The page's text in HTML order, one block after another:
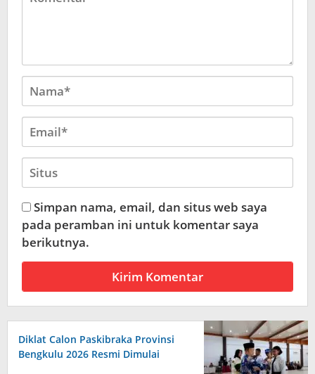
Simpan nama, email, dan situs web saya
pada peramban ini untuk komentar saya
berikutnya.
Diklat Calon Paskibraka Provinsi
Bengkulu 2026 Resmi Dimulai